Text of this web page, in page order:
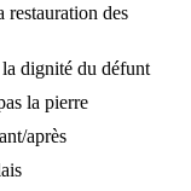
restauration des
dignité du défunt
la pierre
après